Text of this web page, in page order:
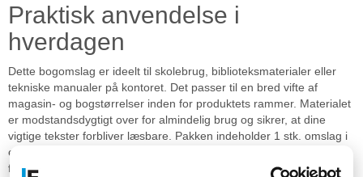
Praktisk anvendelse i
hverdagen
Dette bogomslag er ideelt til skolebrug, biblioteksmaterialer eller
tekniske manualer på kontoret. Det passer til en bred vifte af
magasin- og bogstørrelser inden for produktets rammer. Materialet
er modstandsdygtigt over for almindelig brug og sikrer, at dine
vigtige tekster forbliver læsbare. Pakken indeholder 1 stk. omslag i
en af de forskellige tilgængelige farver. Det er kompatibelt med de
fleste standardformater for bløde omslag. Produktet leveres klar til